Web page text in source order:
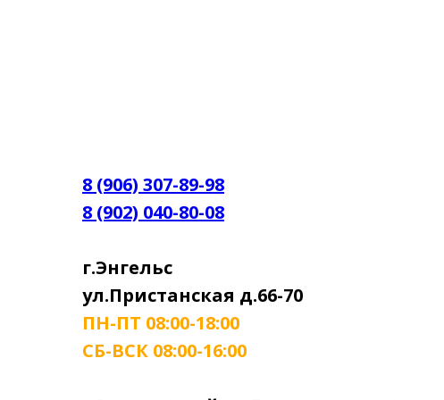
8 (906) 307-89-98
8 (902) 040-80-08
г.Энгельс
ул.Пристанская д.66-70
ПН-ПТ 08:00-18:00
СБ-ВСК 08:00-16:00